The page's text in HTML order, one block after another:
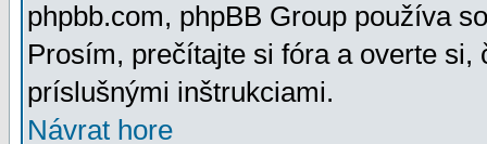
phpbb.com, phpBB Group používa
Prosím, prečítajte si fóra a overte
príslušnými inštrukciami.
Návrat hore